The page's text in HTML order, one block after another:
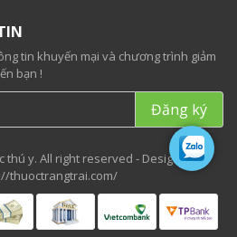
tin khuyến mại và chương trình giảm
bạn !
thú y. All right reserved - Designed
thuoctrangtrai.com/